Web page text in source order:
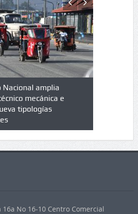
Nacional amplia
mecánica e
tipologías
No 16-10 Centro Comercial